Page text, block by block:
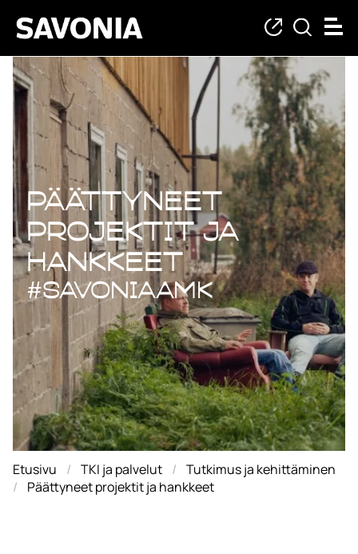
Päättyneet
Päättyneet
projektit ja
hankkeet
#savoniaAMK
Etusivu TKI ja palvelut
Tutkimus ja kehittäminen
Päättyneet projektit ja hankkeet